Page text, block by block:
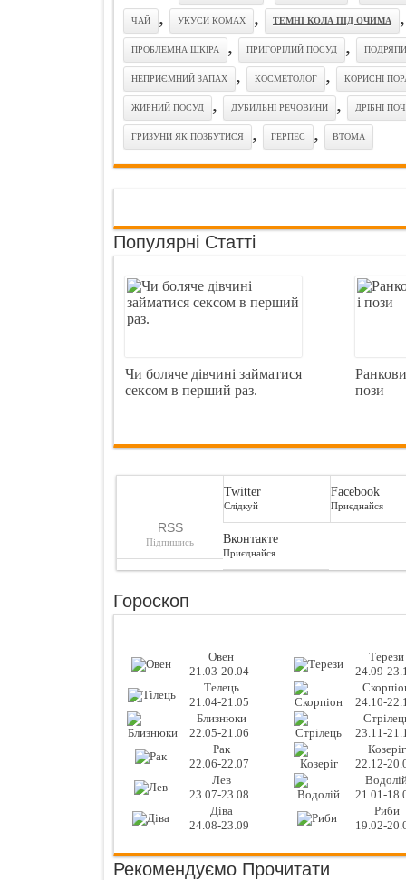
ЧАЙ , УКУСИ КОМАХ , ТЕМНІ КОЛА ПІД ОЧИМА
ПРОБЛЕМНА ШКІРА , ПРИГОРІЛИЙ ПОСУД ,
НЕПРИЄМНИЙ ЗАПАХ , КОСМЕТОЛОГ , КОРИСНІ
ЖИРНИЙ ПОСУД , ДУБИЛЬНІ РЕЧОВИНИ , ДРІБНІ
ГРИЗУНИ ЯК ПОЗБУТИСЯ , ГЕРПЕС , ВТОМА
Популярні Статті
Чи боляче дівчині займатися
сексом в перший раз.
пози
RSS
Підпишись
Twitter
Слідкуй
Facebook
Приєднайся
Вконтакте
Приєднайся
Гороскоп
Овен
21.03-20.04
Терези
24.09-
Телець
21.04-21.05
24.10-
Близнюки
22.05-21.06
23.11-
Рак
22.06-22.07
Козеріг
22.12-
Лев
23.07-23.08
21.01-
Діва
24.08-23.09
Риби
19.02-
Рекомендуємо Прочитати